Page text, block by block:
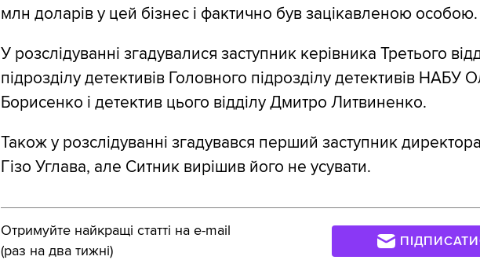
млн доларів у цей бізнес і фактично був зацікавленою особою.
У розслідуванні згадувалися заступник керівника Третього
підрозділу детективів Головного підрозділу детективів НАБУ
Борисенко і детектив цього відділу Дмитро Литвиненко.
Також у розслідуванні згадувався перший заступник
Гізо Углава, але Ситник вирішив його не усувати.
Отримуйте найкращі статті на e-mail
(раз на два тижні)